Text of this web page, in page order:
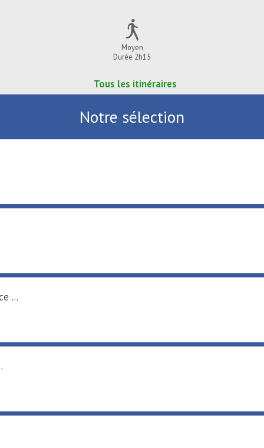
Moyen
Durée 2h15
Tous les itinéraires
Notre sélection
...